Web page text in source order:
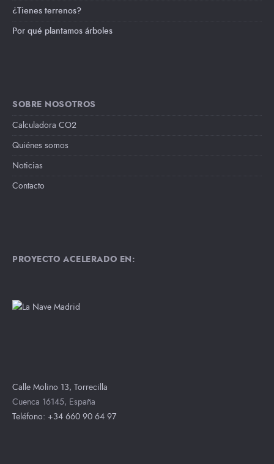
¿Tienes terrenos?
Por qué plantamos árboles
SOBRE NOSOTROS
Calculadora CO2
Quiénes somos
Noticias
Contacto
PROYECTO ACELERADO EN:
Calle Molino 13, Torrecilla
Cuenca 16145, España
Teléfono: +34 660 90 64 97